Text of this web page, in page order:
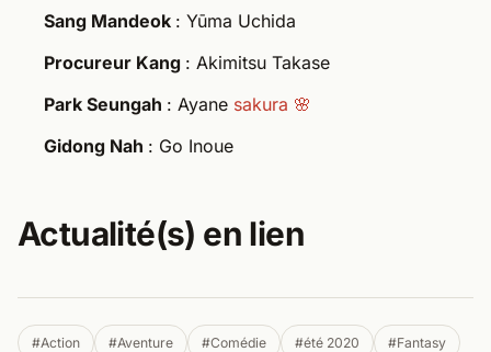
Sang Mandeok : Yūma Uchida
Procureur Kang : Akimitsu Takase
Park Seungah : Ayane sakura 🌸
Gidong Nah : Go Inoue
Actualité(s) en lien
#Action #Aventure #Comédie #été 2020 #Fantasy